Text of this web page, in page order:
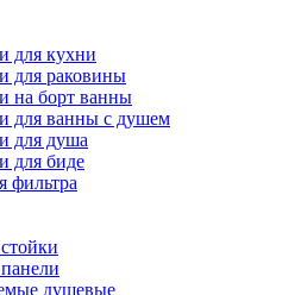
для кухни
для раковины
на борт ванны
для ванны с душем
для душа
для биде
фильтра
душевые